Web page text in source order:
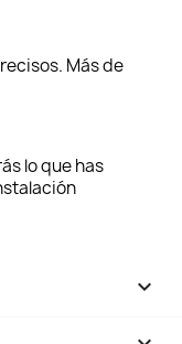
Más de
lo que has
